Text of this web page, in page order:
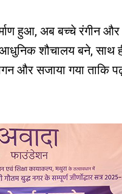
हुआ, अब बच्चे रंगीन
शौचालय बने, साथ ही
और सजाया गया ताकि